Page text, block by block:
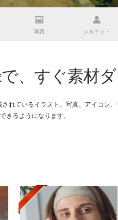
写真 シルエット
、すぐ素材
れているイラスト、写真、アイコン
きるようになります。